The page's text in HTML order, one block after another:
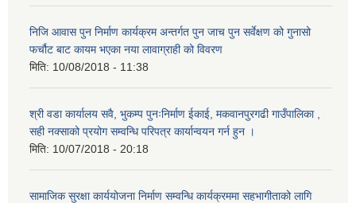
निजि आवास पुन निर्माण कार्यक्रम अन्तर्गत पुन जाच पुन सर्वेक्षण को गुनासो
फर्चौट बाट कायम भएका नया लावाग्राही को विवरण
मिति: 10/08/2018 - 11:38
श्री वडा कार्यालय सवै, भुकम्प पुनःनिर्माण ईकाई, मकवानपुरगढी गाउँपालिका ,
सही नक्साको प्रयोग सम्वन्धि परिपत्र कार्यान्वयन गर्न हुन ।
मिति: 10/07/2018 - 20:18
सामाजिक सुरक्षा कार्ययोजना निर्माण सम्वन्धि कार्यक्रममा सहभागीताको लागि